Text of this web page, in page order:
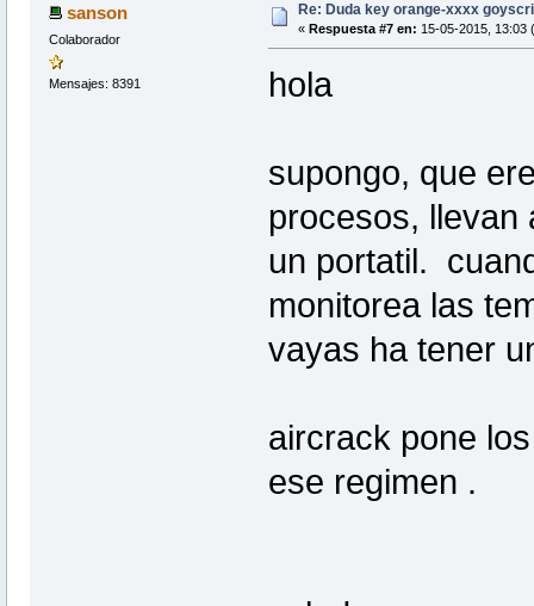
sanson
Colaborador
Mensajes: 8391
Re: Duda key orange-xxxx
« Respuesta #7 en: 15-05-2015, 13:03
hola
supongo, que
procesos, llevan
un portatil.
monitorea las
vayas ha tener
aircrack pone
ese regimen .